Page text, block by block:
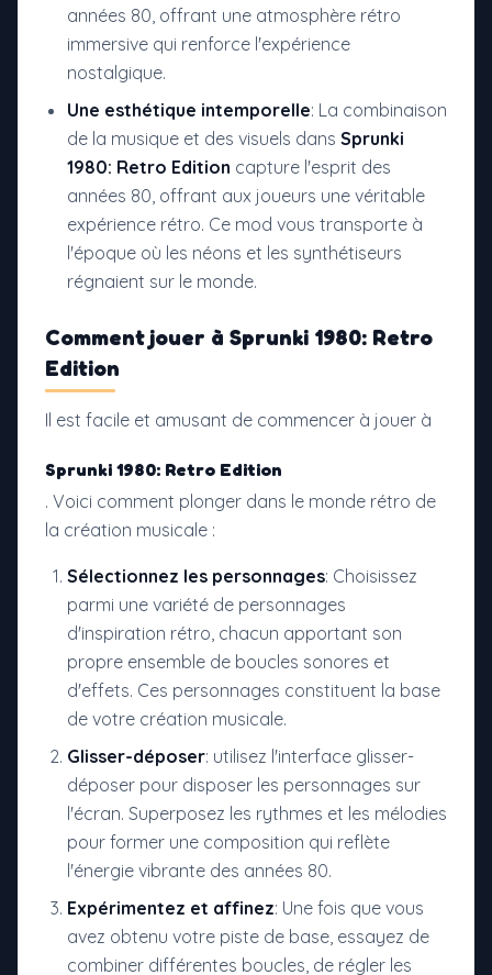
années 80, offrant une atmosphère rétro
immersive qui renforce l'expérience
nostalgique.
Une esthétique intemporelle: La combinaison
de la musique et des visuels dans Sprunki
1980: Retro Edition capture l'esprit des
années 80, offrant aux joueurs une véritable
expérience rétro. Ce mod vous transporte à
l'époque où les néons et les synthétiseurs
régnaient sur le monde.
Comment jouer à Sprunki 1980: Retro
Edition
Il est facile et amusant de commencer à jouer à
Sprunki 1980: Retro Edition
. Voici comment plonger dans le monde rétro de
la création musicale :
Sélectionnez les personnages: Choisissez
parmi une variété de personnages
d'inspiration rétro, chacun apportant son
propre ensemble de boucles sonores et
d'effets. Ces personnages constituent la base
de votre création musicale.
Glisser-déposer: utilisez l'interface glisser-
déposer pour disposer les personnages sur
l'écran. Superposez les rythmes et les mélodies
pour former une composition qui reflète
l'énergie vibrante des années 80.
Expérimentez et affinez: Une fois que vous
avez obtenu votre piste de base, essayez de
combiner différentes boucles, de régler les